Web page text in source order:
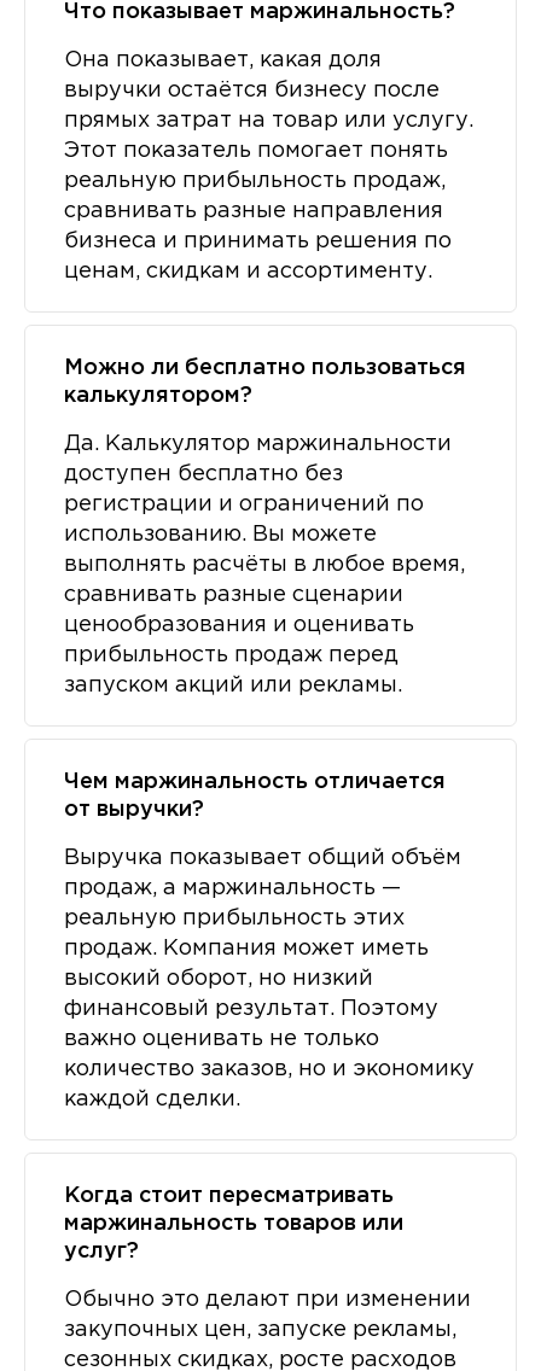
Что показывает маржинальность?
Она показывает, какая доля
выручки остаётся бизнесу после
прямых затрат на товар или услугу.
Этот показатель помогает понять
реальную прибыльность продаж,
сравнивать разные направления
бизнеса и принимать решения по
ценам, скидкам и ассортименту.
Можно ли бесплатно пользоваться
калькулятором?
Да. Калькулятор маржинальности
доступен бесплатно без
регистрации и ограничений по
использованию. Вы можете
выполнять расчёты в любое время,
сравнивать разные сценарии
ценообразования и оценивать
прибыльность продаж перед
запуском акций или рекламы.
Чем маржинальность отличается
от выручки?
Выручка показывает общий объём
продаж, а маржинальность —
реальную прибыльность этих
продаж. Компания может иметь
высокий оборот, но низкий
финансовый результат. Поэтому
важно оценивать не только
количество заказов, но и экономику
каждой сделки.
Когда стоит пересматривать
маржинальность товаров или
услуг?
Обычно это делают при изменении
закупочных цен, запуске рекламы,
сезонных скидках, росте расходов